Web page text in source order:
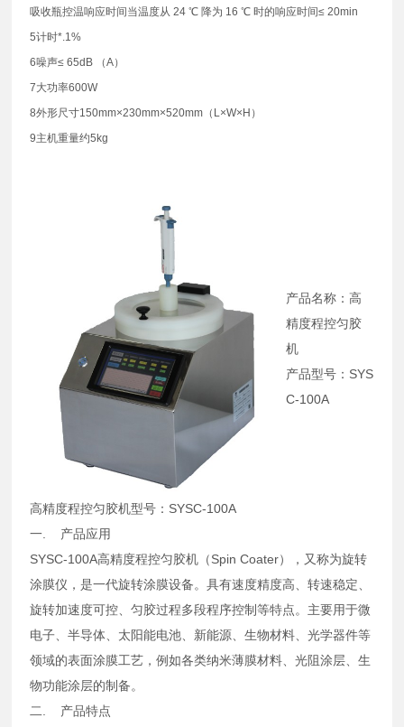
吸收瓶控温响应时间当温度从 24 ℃ 降为 16 ℃ 时的响应时间≤ 20min
5计时*.1%
6噪声≤ 65dB （A）
7大功率600W
8外形尺寸150mm×230mm×520mm（L×W×H）
9主机重量约5kg
产品名称：高
精度程控匀胶
机
产品型号：SYS
C-100A
高精度程控匀胶机型号：SYSC-100A
一. 产品应用
SYSC-100A高精度程控匀胶机（Spin Coater），又称为旋转
涂膜仪，是一代旋转涂膜设备。具有速度精度高、转速稳定、
旋转加速度可控、匀胶过程多段程序控制等特点。主要用于微
电子、半导体、太阳能电池、新能源、生物材料、光学器件等
领域的表面涂膜工艺，例如各类纳米薄膜材料、光阻涂层、生
物功能涂层的制备。
二. 产品特点